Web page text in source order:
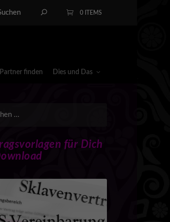
0 ITEMS
Partner finden Dies und Das
für Dich